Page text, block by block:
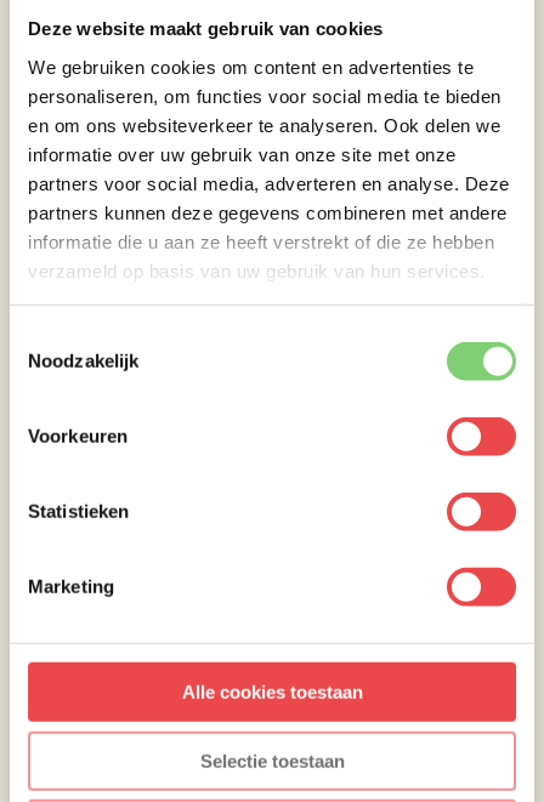
Deze website maakt gebruik van cookies
We gebruiken cookies om content en advertenties te
personaliseren, om functies voor social media te bieden
en om ons websiteverkeer te analyseren. Ook delen we
informatie over uw gebruik van onze site met onze
partners voor social media, adverteren en analyse. Deze
partners kunnen deze gegevens combineren met andere
informatie die u aan ze heeft verstrekt of die ze hebben
verzameld op basis van uw gebruik van hun services.
Noodzakelijk
Voorkeuren
Statistieken
Marketing
Alle cookies toestaan
Selectie toestaan
Stoven en afmaken
Leg de schenkels terug in de schaal en voeg
de fond toe. Vul eventueel aan met wat water